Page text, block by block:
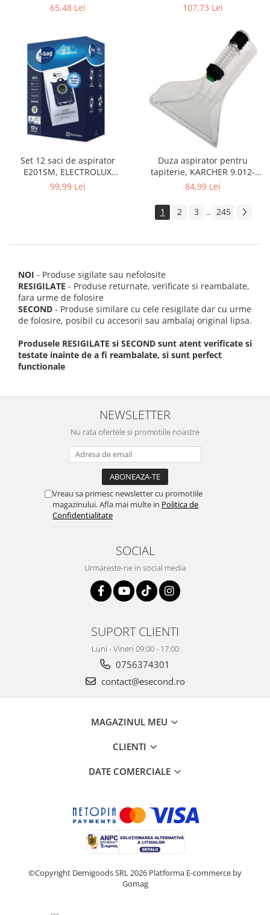
65,48 Lei
107,73 Lei
Set 12 saci de aspirator
E201SM, ELECTROLUX
9001684811, CLASSIC LONG
99,99 Lei
Duza aspirator pentru
tapiterie, KARCHER 9.012-
278.0, SE4001, SE4002, SE5100
84,99 Lei
1 2 3 ... 245
NOI - Produse sigilate sau nefolosite
RESIGILATE - Produse returnate, verificate si reambalate,
fara urme de folosire
SECOND - Produse similare cu cele resigilate dar cu urme
de folosire, posibil cu accesorii sau ambalaj original lipsa.
Produsele RESIGILATE si SECOND sunt atent verificate si
testate inainte de a fi reambalate, si sunt perfect
functionale
NEWSLETTER
Nu rata ofertele si promotiile noastre
Vreau sa primesc newsletter cu promotiile
magazinului. Afla mai multe in Politica de
Confidentialitate
SOCIAL
Urmareste-ne in social media
SUPORT CLIENTI
Luni - Vineri 09:00 - 17:00
0756374301
contact@esecond.ro
MAGAZINUL MEU
CLIENTI
DATE COMERCIALE
©Copyright Demigoods SRL 2026 Platforma E-commerce by
Gomag